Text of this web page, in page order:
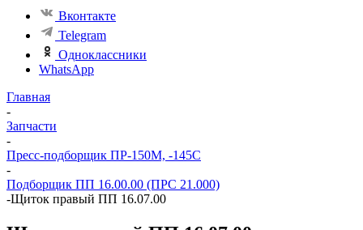
Вконтакте
Telegram
Одноклассники
WhatsApp
Главная
-
Запчасти
-
Пресс-подборщик ПР-150М, -145С
-
Подборщик ПП 16.00.00 (ПРС 21.000)
-Щиток правый ПП 16.07.00